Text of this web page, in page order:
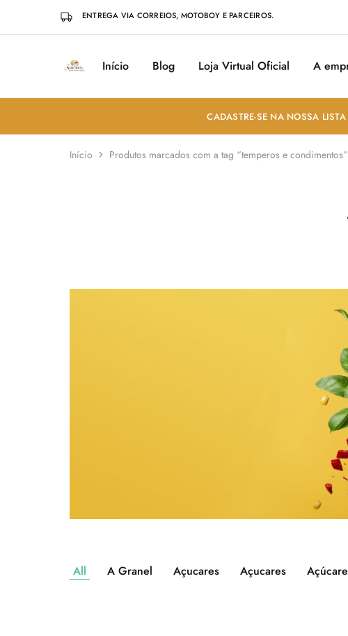
ENTREGA VIA CORREIOS, MOTOBOY E PARCEIROS.
Sabores
Sua
Temperos
em
João
Pessoa
Início Blog Loja Virtual Oficial A
CADASTRE-SE NA NOSSA
Início Produtos marcados com a tag “temperos e condimentos”
All A Granel Açucares Açucares